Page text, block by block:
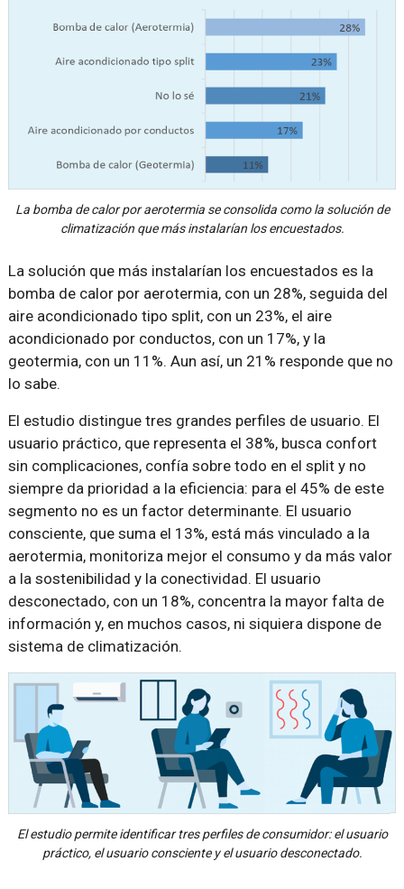
La bomba de calor por aerotermia se consolida como la solución de
climatización que más instalarían los encuestados.
La solución que más instalarían los encuestados es la
bomba de calor por aerotermia, con un 28%, seguida del
aire acondicionado tipo split, con un 23%, el aire
acondicionado por conductos, con un 17%, y la
geotermia, con un 11%. Aun así, un 21% responde que no
lo sabe.
El estudio distingue tres grandes perfiles de usuario. El
usuario práctico, que representa el 38%, busca confort
sin complicaciones, confía sobre todo en el split y no
siempre da prioridad a la eficiencia: para el 45% de este
segmento no es un factor determinante. El usuario
consciente, que suma el 13%, está más vinculado a la
aerotermia, monitoriza mejor el consumo y da más valor
a la sostenibilidad y la conectividad. El usuario
desconectado, con un 18%, concentra la mayor falta de
información y, en muchos casos, ni siquiera dispone de
sistema de climatización.
El estudio permite identificar tres perfiles de consumidor: el usuario
práctico, el usuario consciente y el usuario desconectado.